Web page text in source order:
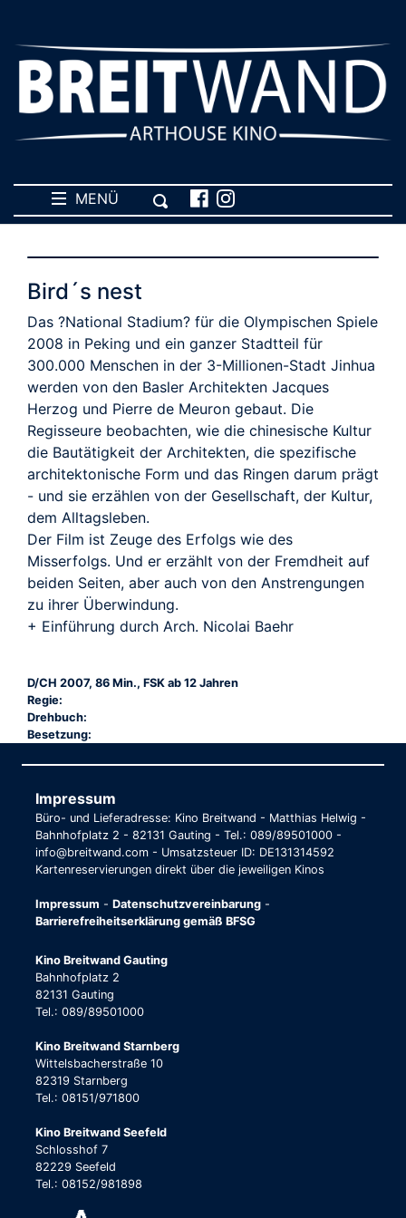
MENÜ
Bird´s nest
Das ?National Stadium? für die Olympischen Spiele
2008 in Peking und ein ganzer Stadtteil für
300.000 Menschen in der 3-Millionen-Stadt Jinhua
werden von den Basler Architekten Jacques
Herzog und Pierre de Meuron gebaut. Die
Regisseure beobachten, wie die chinesische Kultur
die Bautätigkeit der Architekten, die spezifische
architektonische Form und das Ringen darum prägt
- und sie erzählen von der Gesellschaft, der Kultur,
dem Alltagsleben.
Der Film ist Zeuge des Erfolgs wie des
Misserfolgs. Und er erzählt von der Fremdheit auf
beiden Seiten, aber auch von den Anstrengungen
zu ihrer Überwindung.
+ Einführung durch Arch. Nicolai Baehr
D/CH 2007, 86 Min., FSK ab 12 Jahren
Regie:
Drehbuch:
Besetzung:
Impressum
Büro- und Lieferadresse: Kino Breitwand - Matthias Helwig -
Bahnhofplatz 2 - 82131 Gauting - Tel.: 089/89501000 -
info@breitwand.com - Umsatzsteuer ID: DE131314592
Kartenreservierungen direkt über die jeweiligen Kinos
Impressum - Datenschutzvereinbarung -
Barrierefreiheitserklärung gemäß BFSG
Kino Breitwand Gauting
Bahnhofplatz 2
82131 Gauting
Tel.: 089/89501000
Kino Breitwand Starnberg
Wittelsbacherstraße 10
82319 Starnberg
Tel.: 08151/971800
Kino Breitwand Seefeld
Schlosshof 7
82229 Seefeld
Tel.: 08152/981898